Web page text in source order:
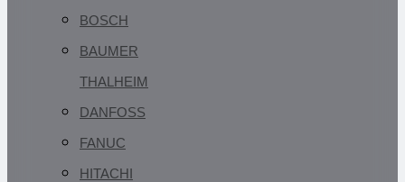
BOSCH
BAUMER
THALHEIM
DANFOSS
FANUC
HITACHI